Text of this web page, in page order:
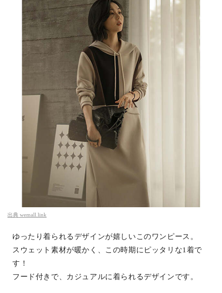
出典 wemall.link
ゆったり着られるデザインが嬉しいこのワンピース。
スウェット素材が暖かく、この時期にピッタリな1着で
す！
フード付きで、カジュアルに着られるデザインです。